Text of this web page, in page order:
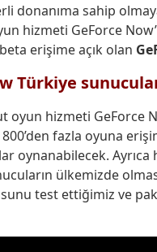
donanıma sahip
hizmeti GeForce
erişime açık olan
Türkiye
oyun hizmeti GeForce
fazla oyuna
oynanabilecek.
ülkemizde
test ettiğimiz ve